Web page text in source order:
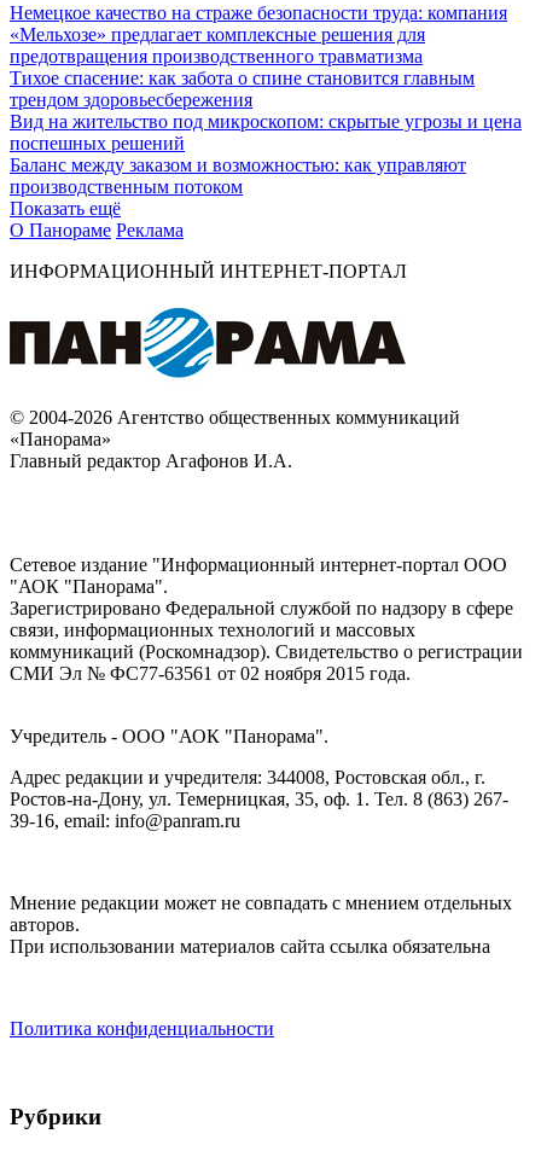
Немецкое качество на страже безопасности труда: компания
«Мельхозе» предлагает комплексные решения для
предотвращения производственного травматизма
Тихое спасение: как забота о спине становится главным
трендом здоровьесбережения
Вид на жительство под микроскопом: скрытые угрозы и цена
поспешных решений
Баланс между заказом и возможностью: как управляют
производственным потоком
Показать ещё
О Панораме Реклама
ИНФОРМАЦИОННЫЙ ИНТЕРНЕТ-ПОРТАЛ
© 2004-2026 Агентство общественных коммуникаций
«Панорама»
Главный редактор Агафонов И.А.
Сетевое издание "Информационный интернет-портал ООО
"АОК "Панорама".
Зарегистрировано Федеральной службой по надзору в сфере
связи, информационных технологий и массовых
коммуникаций (Роскомнадзор). Cвидетельство о регистрации
СМИ Эл № ФС77-63561 от 02 ноября 2015 года.
Учредитель - ООО "АОК "Панорама".
Адрес редакции и учредителя: 344008, Ростовская обл., г.
Ростов-на-Дону, ул. Темерницкая, 35, оф. 1. Тел. 8 (863) 267-
39-16, email: info@panram.ru
Мнение редакции может не совпадать с мнением отдельных
авторов.
При использовании материалов сайта ссылка обязательна
Политика конфиденциальности
Рубрики